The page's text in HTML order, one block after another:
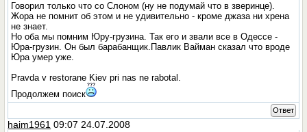
Говорил только что со Слоном (ну не подумай что в зверинце).
Жора не помнит об этом и не удивительно - кроме джаза ни хрена
не знает.
Но оба мы помним Юру-грузина. Так его и звали все в Одессе -
Юра-грузин. Он был барабанщик.Павлик Вайман сказал что вроде
Юра умер уже.
Pravda v restorane Kiev pri nas ne rabotal.
Продолжем поиск
Ответ
haim1961 09:07 24.07.2008